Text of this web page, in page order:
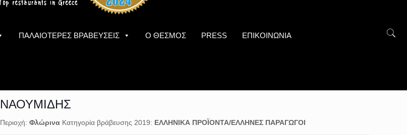
ΠΑΛΑΙΟΤΕΡΕΣ ΒΡΑΒΕΥΣΕΙΣ Ο ΘΕΣΜΟΣ PRESS ΕΠΙΚΟΙΝΩΝΙΑ
ΝΑΟΥΜΙΔΗΣ
Περιοχή: ΦλώριναΚατηγορία βράβευσης 2019: ΕΛΛΗΝΙΚΑ ΠΡΟΪΟΝΤΑ/ΕΛΛΗΝΕΣ ΠΑΡΑΓΩΓΟΙ